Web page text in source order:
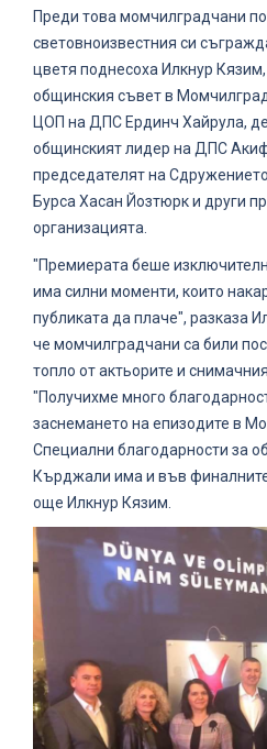
Преди това момчилградчани
световноизвестния си
цветя поднесоха Илкнур
общинския съвет в
ЦОП на ДПС Ердинч Хайрула,
общинският лидер на ДПС
председателят на
Бурса Хасан Йозтюрк и други
организацията.
"Премиерата беше
има силни моменти, които
публиката да плаче", разказа
че момчилградчани са били
топло от актьорите и
"Получихме много
заснемането на епизодите в
Специални благодарности за
Кърджали има и във
още Илкнур Кязим.